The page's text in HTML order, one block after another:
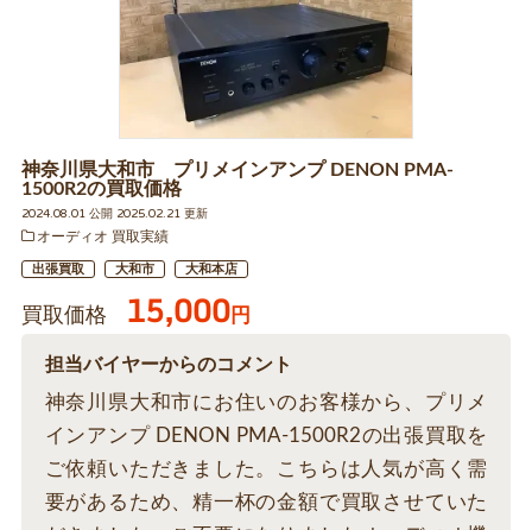
神奈川県大和市 プリメインアンプ DENON PMA-
1500R2の買取価格
2024.08.01 公開 2025.02.21 更新
オーディオ 買取実績
出張買取 大和市 大和本店
買取価格 15,000円
担当バイヤーからのコメント
神奈川県大和市にお住いのお客様から、プリメ
インアンプ DENON PMA-1500R2の出張買取を
ご依頼いただきました。こちらは人気が高く需
要があるため、精一杯の金額で買取させていた